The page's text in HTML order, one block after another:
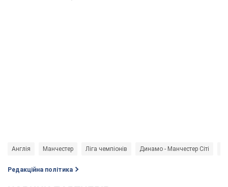
Англія Манчестер Ліга чемпіонів Динамо - Манчестер Сіті
Редакційна політика